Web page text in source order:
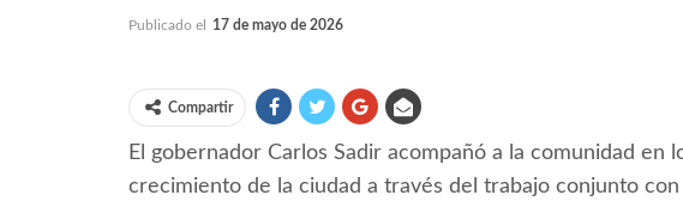
Publicado el 17 de mayo de 2026
Compartir
El gobernador Carlos Sadir acompañó a la comunidad en
crecimiento de la ciudad a través del trabajo conjunto